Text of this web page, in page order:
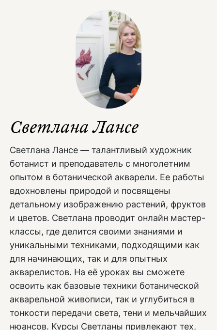
Светлана Лансе
Светлана Лансе — талантливый художник
ботанист и преподаватель с многолетним
опытом в ботанической акварели. Ее работы
вдохновлены природой и посвящены
детальному изображению растений, фруктов
и цветов. Светлана проводит онлайн мастер-
классы, где делится своими знаниями и
уникальными техниками, подходящими как
для начинающих, так и для опытных
акварелистов. На её уроках вы сможете
освоить как базовые техники ботанической
акварельной живописи, так и углубиться в
тонкости передачи света, тени и мельчайших
нюансов. Курсы Светланы привлекают тех,